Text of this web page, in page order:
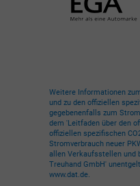
Weitere Informationen
und zu den offiziellen
gegebenenfalls zum
dem 'Leitfaden über den
offiziellen spezifischen
Stromverbrauch neuer
allen Verkaufsstellen und
Treuhand GmbH'
www.dat.de.